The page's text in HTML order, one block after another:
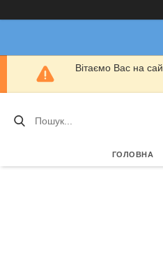
Вітаємо Вас на
ГОЛОВНА